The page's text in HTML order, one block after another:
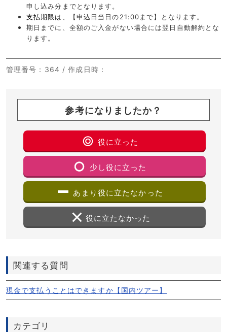
申し込み分までとなります。
支払期限は、
【申込日当日の21:00まで】となります。
期日までに、全額のご入金がない場合には翌日自動解約とな
ります。
管理番号 ：364 /作成日時 ：
参考になりましたか？
役に立った
少し役に立った
あまり役に立たなかった
役に立たなかった
関連する質問
現金で支払うことはできますか【国内ツアー】
カテゴリ